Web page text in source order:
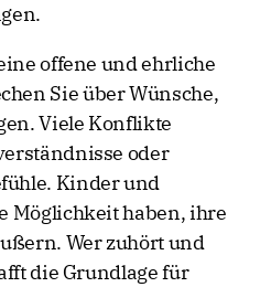
offene und ehrliche
Sie über Wünsche,
Viele Konflikte
oder
Kinder und
Möglichkeit haben, ihre
Wer zuhört und
die Grundlage für